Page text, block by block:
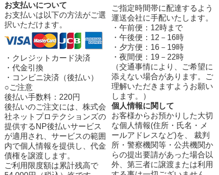
お支払いについて
お支払いは以下の方法がご選
択いただけます。
・クレジットカード決済
・代金引換
・コンビニ決済（後払い）
○ご注意
後払い手数料：220円
後払いのご注文には、株式会
社ネットプロテクションズの
提供するNP後払いサービス
が適用され、サービスの範囲
内で個人情報を提供し、代金
債権を譲渡します。
ご利用限度額は累計残高で
ご指定時間帯に配達するよう
運送会社に手配いたします。
・午前便：12時まで
・午後便：12－16時
・夕方便：16－19時
・夜間便：19－22時
（交通事情により、ご希望に
添えない場合があります。ご
理解いただきますようお願い
します。）
個人情報に関して
お客様からお預かりした大切
な個人情報(住所・氏名・メ
ールアドレスなど)を、 裁判
所・警察機関等・公共機関か
らの提出要請があった場合以
外、第三者に譲渡または利用